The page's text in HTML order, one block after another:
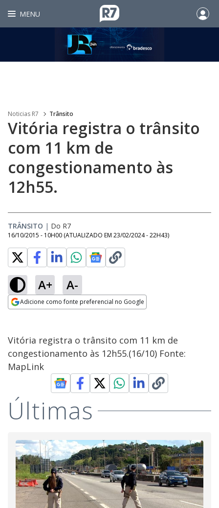
MENU
Noticias R7 Trânsito
Vitória registra o trânsito
com 11 km de
congestionamento às
12h55.
TRÂNSITO | Do R7
16/10/2015 - 10H00 (ATUALIZADO EM 23/02/2024 - 22H43)
A+ A-
Adicione como fonte preferencial no Google
Vitória registra o trânsito com 11 km de
congestionamento às 12h55.(16/10) Fonte:
MapLink
Últimas